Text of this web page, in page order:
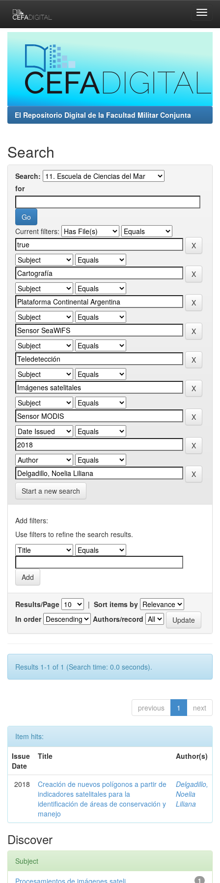
navigation
El Repositorio Digital de la Facultad Militar Conjunta
Search
Search:
for
Current filters:
Start a new search
Add filters:
Use filters to refine the search results.
Results/Page | Sort items by
In order
Authors/record
Results 1-1 of 1 (Search time: 0.0 seconds).
previous 1 next
Item hits:
Issue
Date
Title Author(s)
2018
Creación de nuevos polígonos a partir de
indicadores satelitales para la
identificación de áreas de conservación y
manejo
Delgadillo,
Noelia
Liliana
Discover
Subject
1
Procesamientos de imágenes sateli...